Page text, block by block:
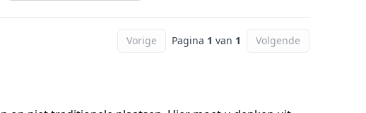
Vorige Pagina 1 van 1 Volgende